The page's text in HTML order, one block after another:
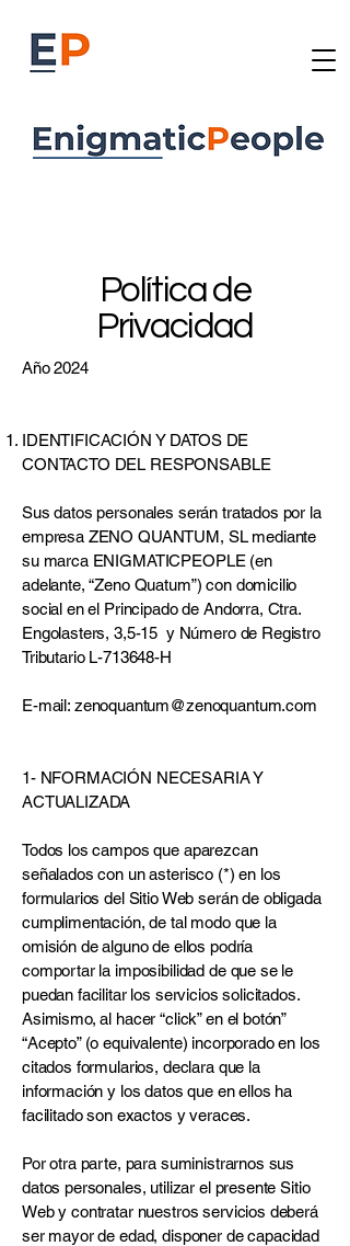
Política de
Privacidad
Año 2024
IDENTIFICACIÓN Y DATOS DE
CONTACTO DEL RESPONSABLE
Sus datos personales serán tratados por la
empresa ZENO QUANTUM, SL mediante
su marca ENIGMATICPEOPLE (en
adelante, “Zeno Quatum”) con domicilio
social en el Principado de Andorra, Ctra.
Engolasters, 3,5-15 y Número de Registro
Tributario L-713648-H
E-mail: zenoquantum@zenoquantum.com
1- NFORMACIÓN NECESARIA Y
ACTUALIZADA
Todos los campos que aparezcan
señalados con un asterisco (*) en los
formularios del Sitio Web serán de obligada
cumplimentación, de tal modo que la
omisión de alguno de ellos podría
comportar la imposibilidad de que se le
puedan facilitar los servicios solicitados.
Asimismo, al hacer “click” en el botón”
“Acepto” (o equivalente) incorporado en los
citados formularios, declara que la
información y los datos que en ellos ha
facilitado son exactos y veraces.
Por otra parte, para suministrarnos sus
datos personales, utilizar el presente Sitio
Web y contratar nuestros servicios deberá
ser mayor de edad, disponer de capacidad